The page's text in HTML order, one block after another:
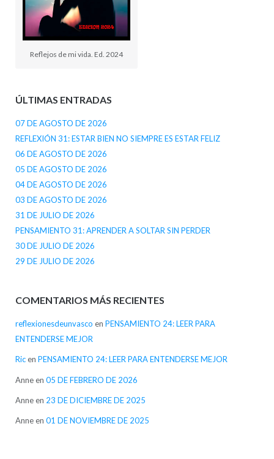
Reflejos de mi vida. Ed. 2024
ÚLTIMAS ENTRADAS
07 DE AGOSTO DE 2026
REFLEXIÓN 31: ESTAR BIEN NO SIEMPRE ES ESTAR FELIZ
06 DE AGOSTO DE 2026
05 DE AGOSTO DE 2026
04 DE AGOSTO DE 2026
03 DE AGOSTO DE 2026
31 DE JULIO DE 2026
PENSAMIENTO 31: APRENDER A SOLTAR SIN PERDER
30 DE JULIO DE 2026
29 DE JULIO DE 2026
COMENTARIOS MÁS RECIENTES
reflexionesdeunvasco en PENSAMIENTO 24: LEER PARA
ENTENDERSE MEJOR
Ricen PENSAMIENTO 24: LEER PARA ENTENDERSE MEJOR
Anneen 05 DE FEBRERO DE 2026
Anneen 23 DE DICIEMBRE DE 2025
Anneen 01 DE NOVIEMBRE DE 2025